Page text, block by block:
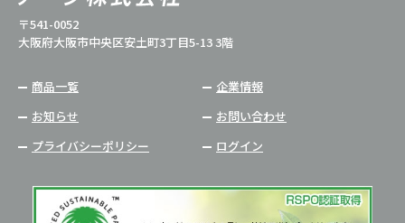
〒541-0052
大阪府大阪市中央区安土町3丁目5-13 3階
商品一覧
企業情報
お知らせ
お問い合わせ
プライバシーポリシー
ログイン